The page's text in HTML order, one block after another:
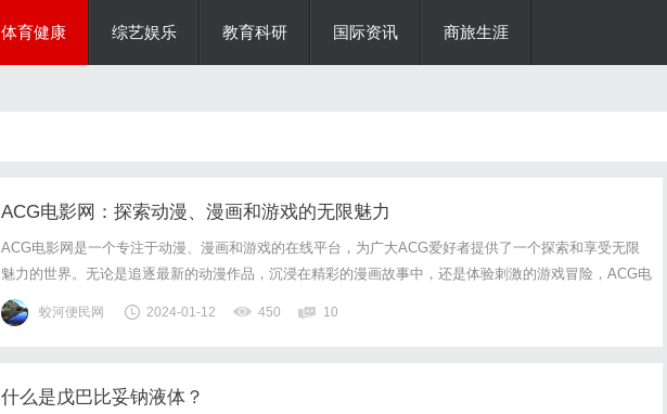
体育健康 综艺娱乐 教育科研 国际资讯 商旅生涯
ACG电影网：探索动漫、漫画和游戏的无限魅力
ACG电影网是一个专注于动漫、漫画和游戏的在线平台，为广大ACG爱好者提供了一个探索和享受无限
魅力的世界。无论是追逐最新的动漫作品，沉浸在精彩的漫画故事中，还是体验刺激的游戏冒险，ACG电
影网都能满足你的需求。作为一个ACG爱好者，你一定对动漫充满了热爱。ACG电影网汇集了各种类
型、各种风格的优秀动漫作品，无论是热门的长篇剧集还是精致的电影短片，你都能在这里...
蛟河便民网 2024-01-12 450 10
什么是戊巴比妥钠液体？